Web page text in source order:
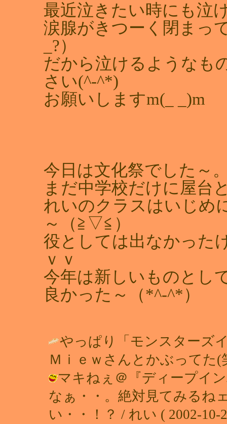
最近泣きたい時にも泣
涙腺がきつーく閉まっ
_?）
だから泣けるようなも
さい(^-^*)
お願いしますm(_ _)m
今日は文化祭でした～
まだ中学校だけに屋台
れいのクラスはいじめ
～（≧▽≦）
役としては出なかった
ｖｖ
今年は新しいものとし
良かった～（*^-^*）
やっぱり「モンスターズ
Ｍｉｅｗさんとかぶってた(
マキねぇ＠『ディープイ
なぁ・・。絶対見てみるね
い・・！？ / れい ( 2002-10-